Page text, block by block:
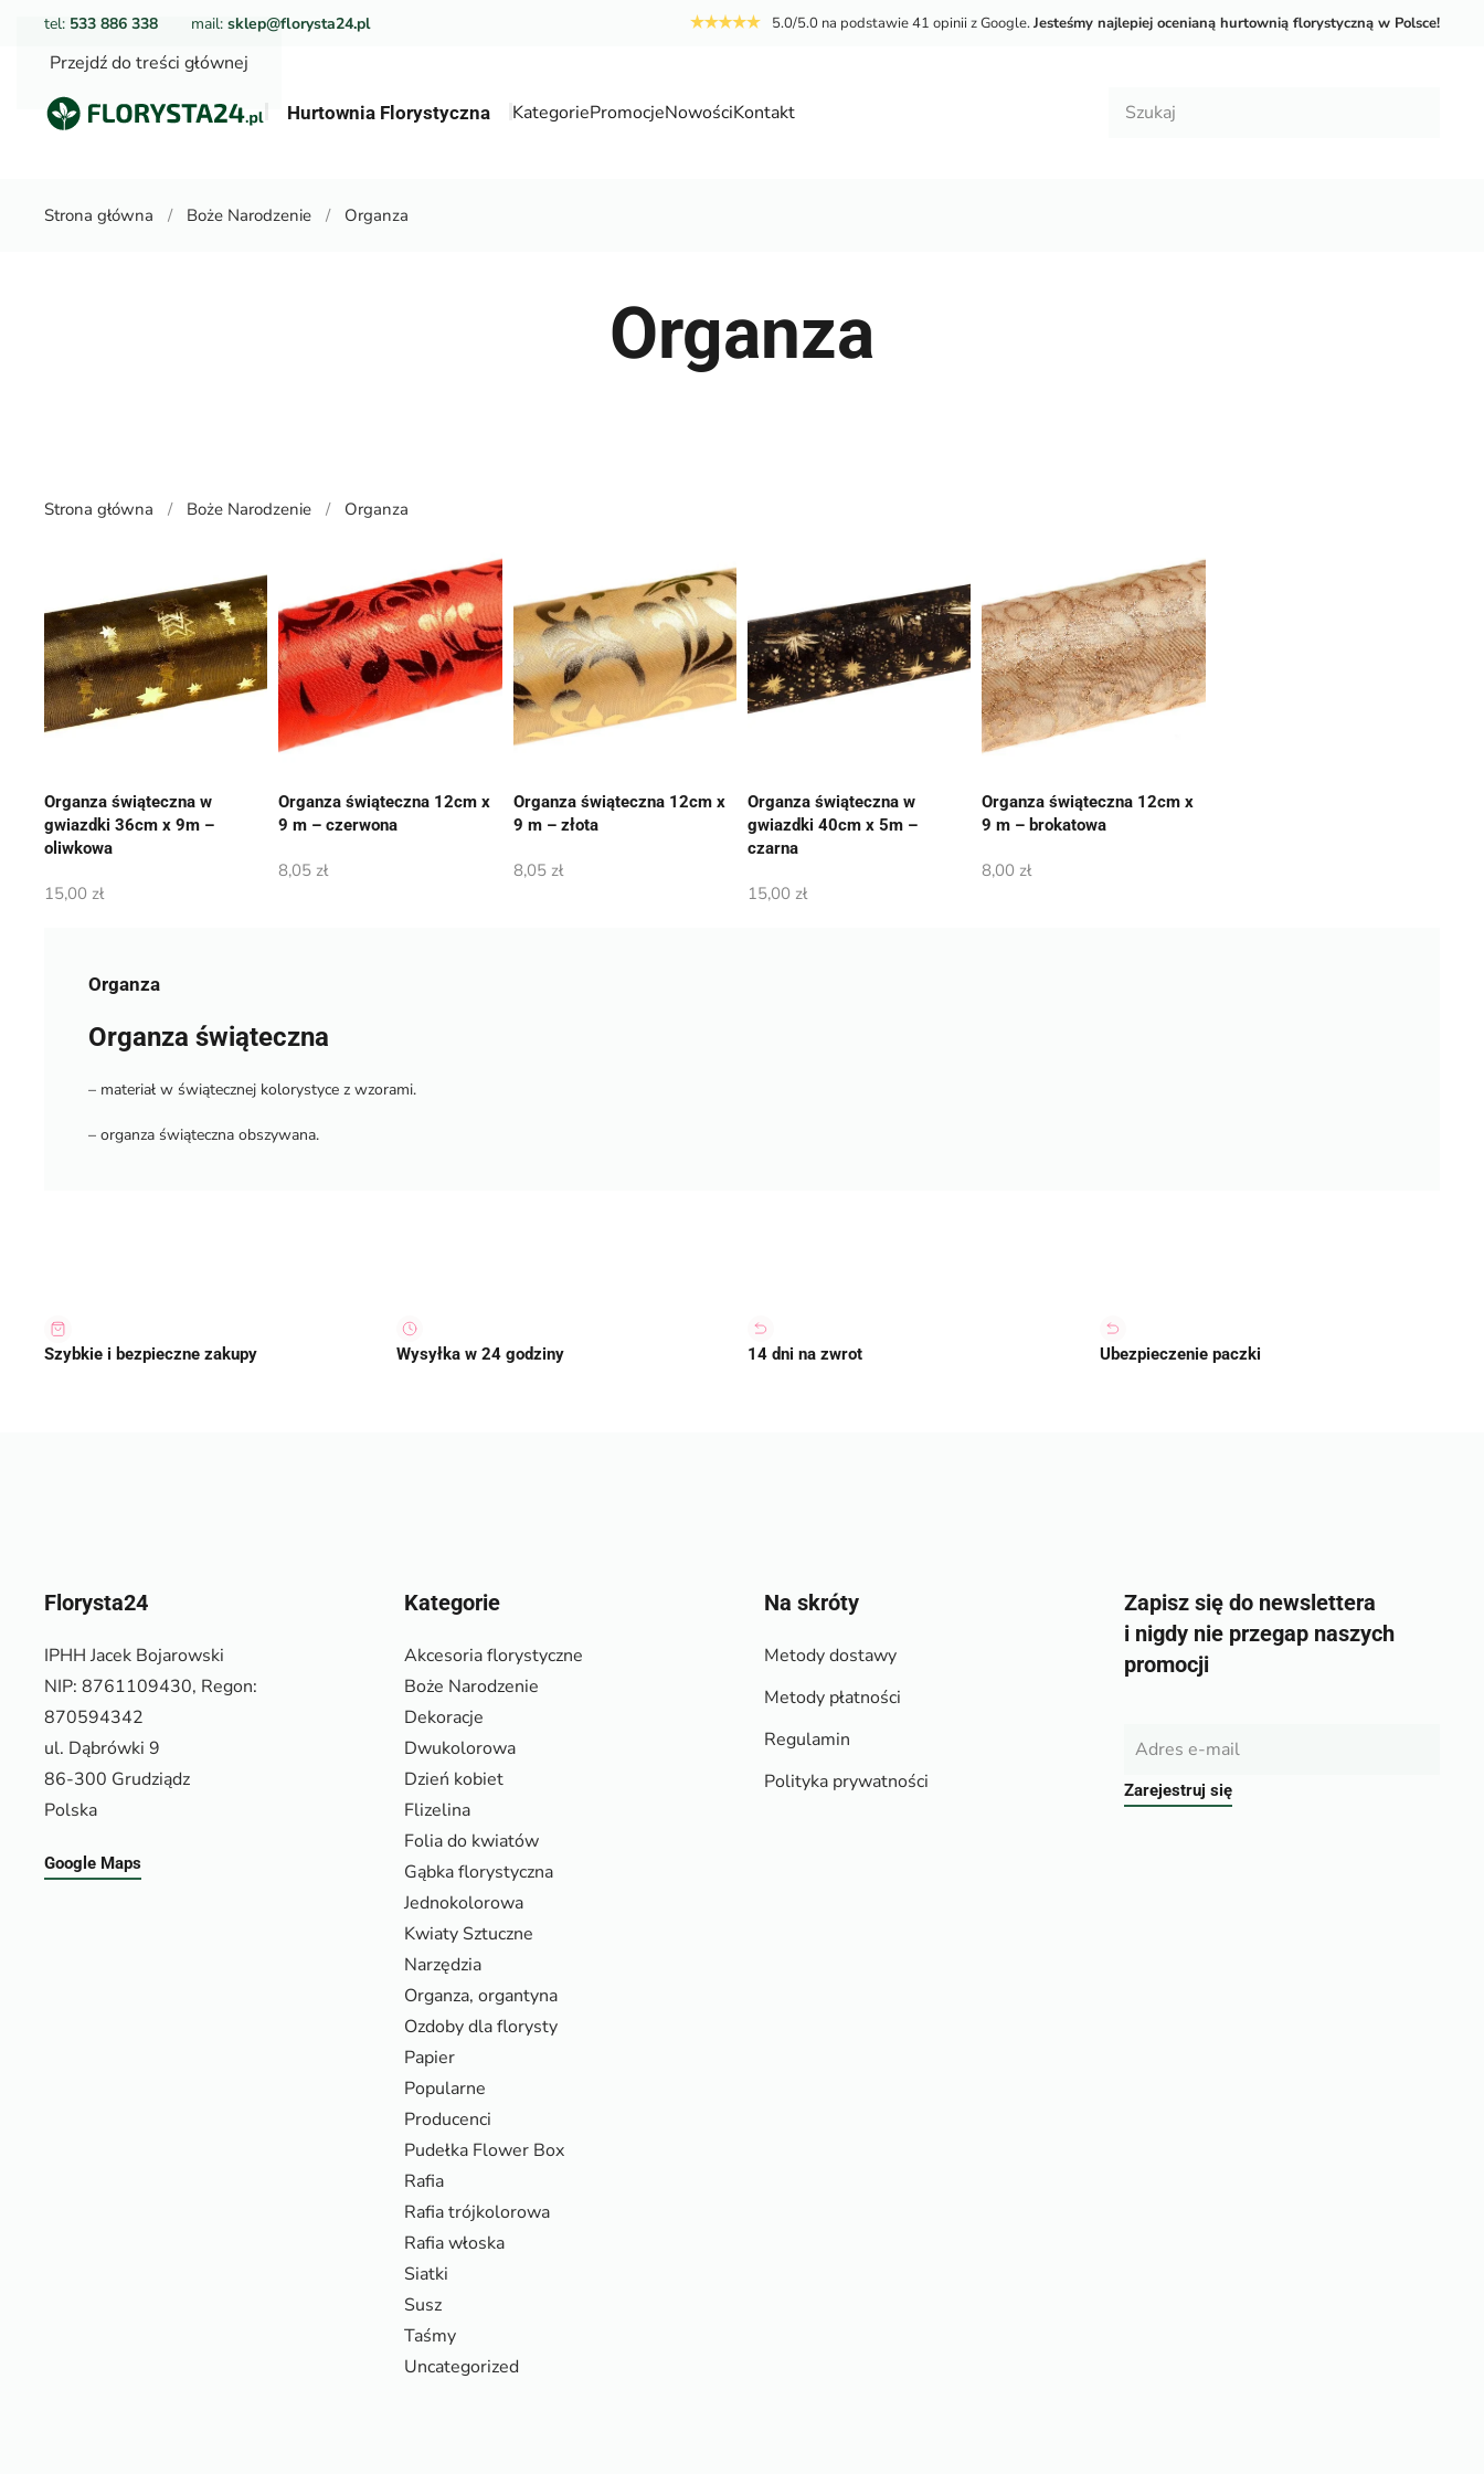
Przejdź do treści głównej
tel: 533 886 338 mail: sklep@florysta24.pl 5.0/5.0 na podstawie 41 opinii z Google.Jesteśmy najlepiej ocenianą hurtownią florystyczną w Polsce!
Hurtownia Florystyczna KategoriePromocjeNowościKontakt
Strona główna Boże Narodzenie Organza
Organza
Strona główna Boże Narodzenie Organza
Organza świąteczna w
gwiazdki 36cm x 9m –
oliwkowa
15,00 zł
Organza świąteczna 12cm x
9 m – czerwona
8,05 zł
Organza świąteczna 12cm x
9 m – złota
8,05 zł
Organza świąteczna w
gwiazdki 40cm x 5m –
czarna
15,00 zł
Organza świąteczna 12cm x
9 m – brokatowa
8,00 zł
Organza
Organza świąteczna
– materiał w świątecznej kolorystyce z wzorami.
– organza świąteczna obszywana.
Szybkie i bezpieczne zakupy Wysyłka w 24 godziny 14 dni na zwrot Ubezpieczenie paczki
Florysta24
IPHH Jacek Bojarowski
NIP: 8761109430, Regon:
870594342
ul. Dąbrówki 9
86-300 Grudziądz
Polska
Google Maps
Kategorie
Akcesoria florystyczne
Boże Narodzenie
Dekoracje
Dwukolorowa
Dzień kobiet
Flizelina
Folia do kwiatów
Gąbka florystyczna
Jednokolorowa
Kwiaty Sztuczne
Narzędzia
Organza, organtyna
Ozdoby dla florysty
Papier
Popularne
Producenci
Pudełka Flower Box
Rafia
Rafia trójkolorowa
Rafia włoska
Siatki
Susz
Taśmy
Uncategorized
Na skróty
Metody dostawy
Metody płatności
Regulamin
Polityka prywatności
Zapisz się do newslettera
i nigdy nie przegap naszych
promocji
Zarejestruj się